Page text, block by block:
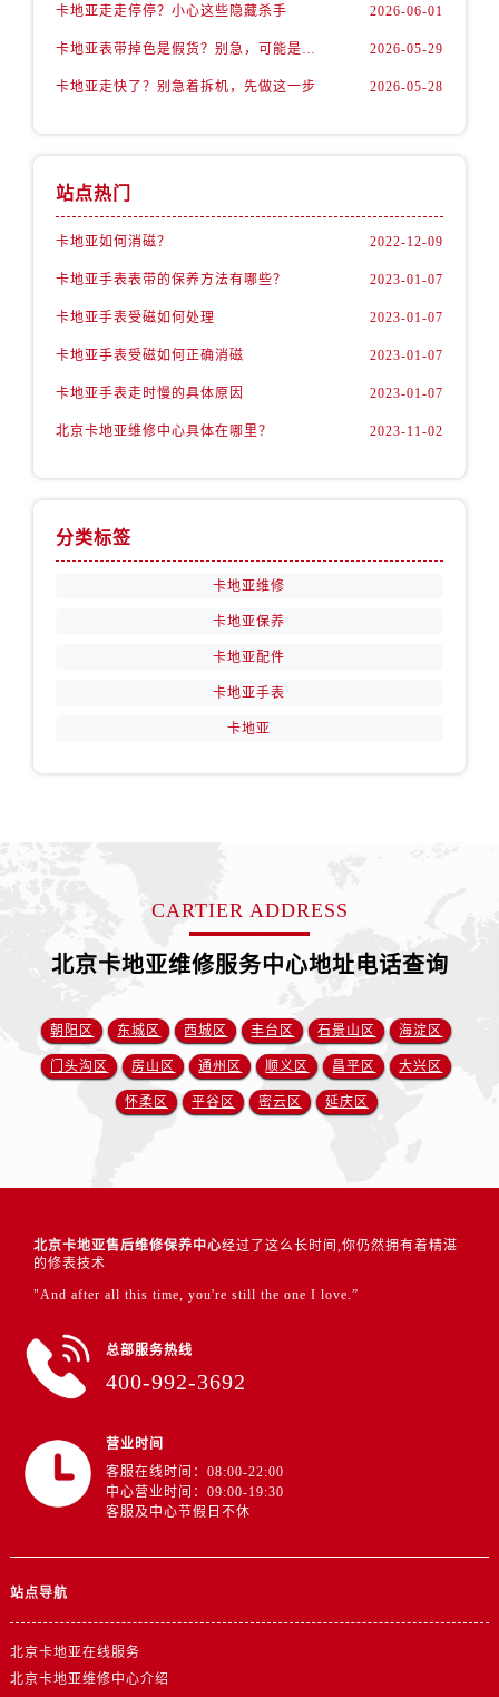
卡地亚走走停停？小心这些隐藏杀手 2026-06-01
2026-05-29
卡地亚走快了？别急着拆机，先做这一步 2026-05-28
站点热门
卡地亚如何消磁？ 2022-12-09
卡地亚手表表带的保养方法有哪些？ 2023-01-07
卡地亚手表受磁如何处理 2023-01-07
卡地亚手表受磁如何正确消磁 2023-01-07
卡地亚手表走时慢的具体原因 2023-01-07
北京卡地亚维修中心具体在哪里？ 2023-11-02
分类标签
卡地亚维修
卡地亚保养
卡地亚配件
卡地亚手表
卡地亚
CARTIER ADDRESS
北京卡地亚维修服务中心地址电话查询
朝阳区 东城区 西城区 丰台区 石景山区 海淀区
门头沟区 房山区 通州区 顺义区 昌平区 大兴区
怀柔区 平谷区 密云区 延庆区
北京卡地亚售后维修保养中心经过了这么长时间,你仍然拥有着精湛
的修表技术
"And after all this time, you're still the one I love.”
总部服务热线
400-992-3692
营业时间
客服在线时间：08:00-22:00
中心营业时间：09:00-19:30
客服及中心节假日不休
站点导航
北京卡地亚在线服务
北京卡地亚维修中心介绍